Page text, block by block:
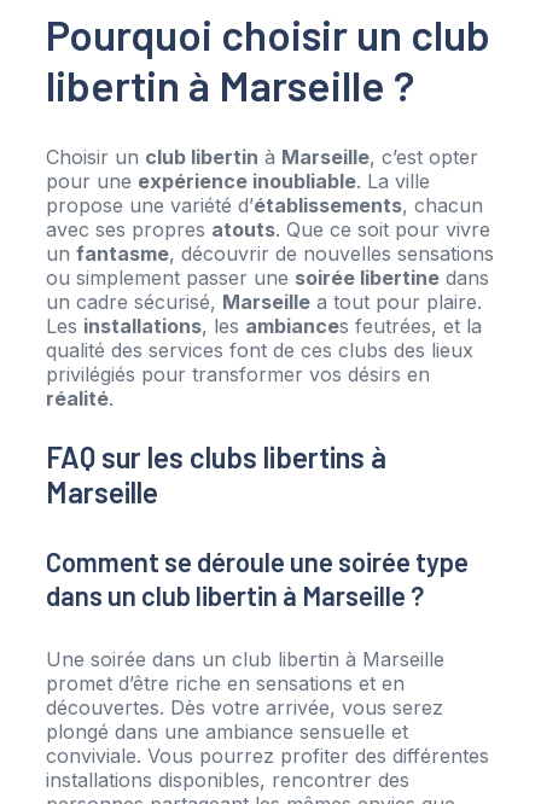
Pourquoi choisir un club
libertin à Marseille ?
Choisir un club libertin à Marseille, c’est opter
pour une expérience inoubliable. La ville
propose une variété d’établissements, chacun
avec ses propres atouts. Que ce soit pour vivre
un fantasme, découvrir de nouvelles sensations
ou simplement passer une soirée libertine dans
un cadre sécurisé, Marseille a tout pour plaire.
Les installations, les ambiances feutrées, et la
qualité des services font de ces clubs des lieux
privilégiés pour transformer vos désirs en
réalité.
FAQ sur les clubs libertins à
Marseille
Comment se déroule une soirée type
dans un club libertin à Marseille ?
Une soirée dans un club libertin à Marseille
promet d’être riche en sensations et en
découvertes. Dès votre arrivée, vous serez
plongé dans une ambiance sensuelle et
conviviale. Vous pourrez profiter des différentes
installations disponibles, rencontrer des